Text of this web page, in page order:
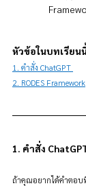
หัวข้อในบทเรียน
1. คำสั่ง ChatGPT
2. RODES Framework
1. คำสั่ง
ถ้าคุณอยากได้คำตอบ